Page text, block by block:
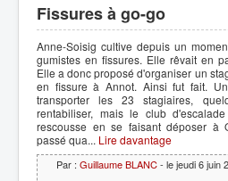
Fissures à go-go
Anne-Soisig cultive depuis un
gumistes en fissures. Elle rêvait en
Elle a donc proposé d'organiser un
en fissure à Annot. Ainsi fut fait.
transporter les 23 stagiaires,
rentabiliser, mais le club
rescousse en se faisant déposer à
passé qua... Lire davantage
Par : Guillaume BLANC- le jeudi 6 juin